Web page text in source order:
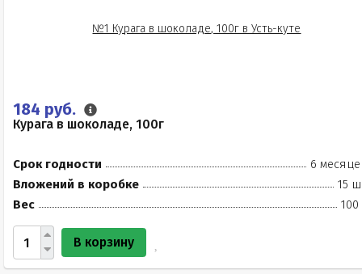
184 руб.
Курага в шоколаде, 100г
Срок годности
6
Вложений в коробке
15
Вес
100
В корзину